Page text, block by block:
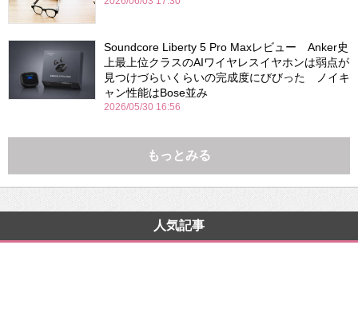
Soundcore Liberty 5 Pro Maxレビュー Anker史
上最上位クラスのAIワイヤレスイヤホンは弱点が
見つけづらいくらいの完成度にびびった ノイキ
ャン性能はBose並み
2026/05/30 16:56
もっとみる
人気記事